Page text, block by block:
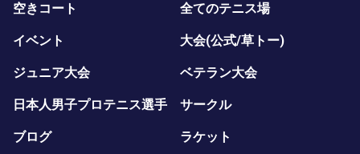
空きコート 全てのテニス場
イベント 大会(公式/草トー)
ジュニア大会 ベテラン大会
日本人男子プロテニス選手 サークル
ブログ ラケット